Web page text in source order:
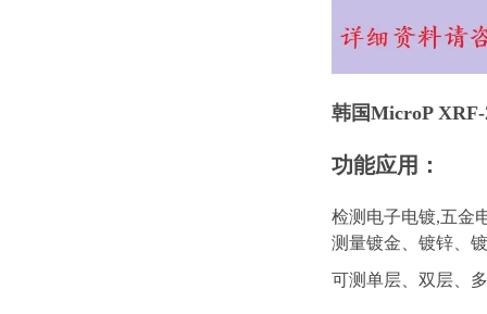
韩国MicroP
功能应用：
检测电子电镀,五金
测量镀金、镀锌、
可测单层、双层、